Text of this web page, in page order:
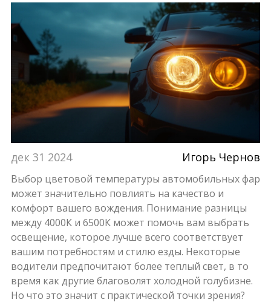
дек 31 2024 Игорь Чернов
Выбор цветовой температуры автомобильных фар
может значительно повлиять на качество и
комфорт вашего вождения. Понимание разницы
между 4000К и 6500К может помочь вам выбрать
освещение, которое лучше всего соответствует
вашим потребностям и стилю езды. Некоторые
водители предпочитают более теплый свет, в то
время как другие благоволят холодной голубизне.
Но что это значит с практической точки зрения?